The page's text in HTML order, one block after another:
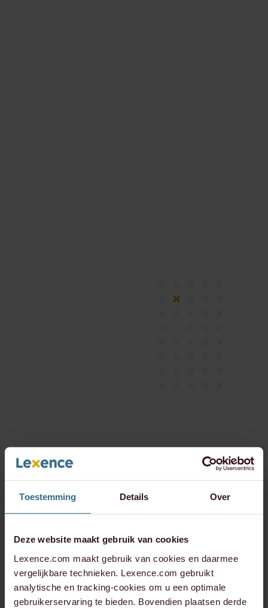
Toestemming Details Over
Deze website maakt gebruik van cookies
Lexence.com maakt gebruik van cookies en daarmee
vergelijkbare technieken. Lexence.com gebruikt
analytische en tracking-cookies om u een optimale
gebruikerservaring te bieden. Bovendien plaatsen derde